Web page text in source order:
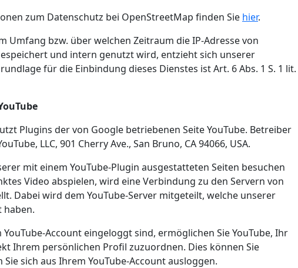
zum Datenschutz bei OpenStreetMap finden Sie hier.
Umfang bzw. über welchen Zeitraum die IP-Adresse von
und intern genutzt wird, entzieht sich unserer
für die Einbindung dieses Dienstes ist Art. 6 Abs. 1 S. 1 lit.
Plugins der von Google betriebenen Seite YouTube. Betreiber
LLC, 901 Cherry Ave., San Bruno, CA 94066, USA.
mit einem YouTube-Plugin ausgestatteten Seiten besuchen
Video abspielen, wird eine Verbindung zu den Servern von
Dabei wird dem YouTube-Server mitgeteilt, welche unserer
haben.
YouTube-Account eingeloggt sind, ermöglichen Sie YouTube, Ihr
Ihrem persönlichen Profil zuzuordnen. Dies können Sie
sich aus Ihrem YouTube-Account ausloggen.